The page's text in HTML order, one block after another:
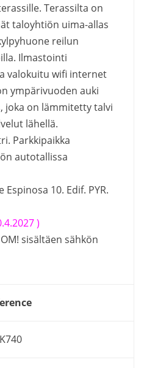
Terassilta on
taloyhtiön uima-allas
reilun
Ilmastointi
valokuitu wifi internet
ympärivuoden auki
joka on lämmitetty talvi
lähellä.
Parkkipaikka
autotallissa
10. Edif. PYR.
)
sisältäen sähkön